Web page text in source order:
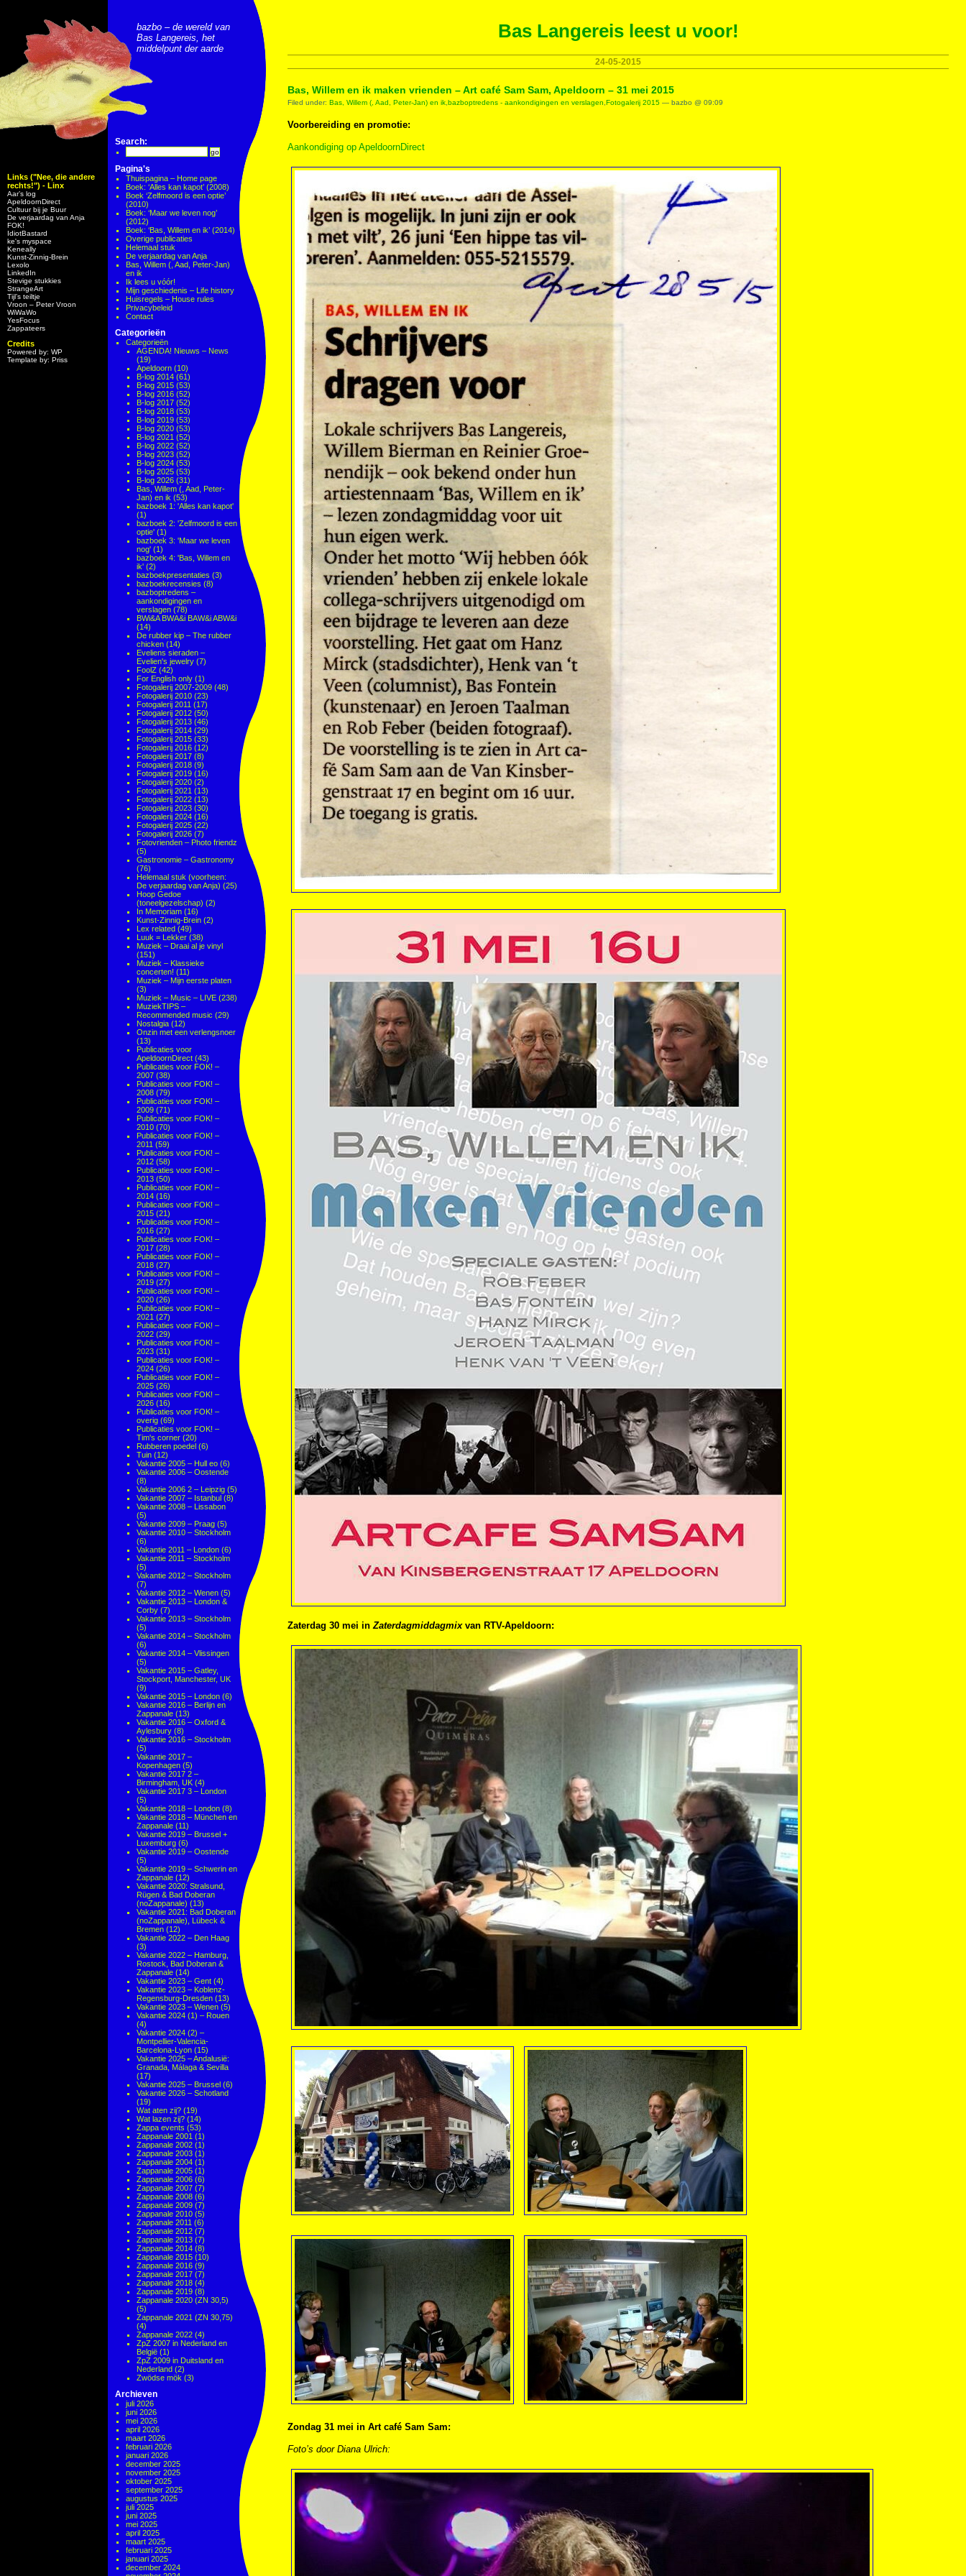
Links ("Nee, die andere
rechts!") - Linx
Aar’s log
ApeldoornDirect
Cultuur bij je Buur
De verjaardag van Anja
FOK!
IdiotBastard
ke's myspace
Keneally
Kunst-Zinnig-Brein
Lexolo
LinkedIn
Stevige stukkies
StrangeArt
Tijl’s teiltje
Vroon – Peter Vroon
WiWaWo
YesFocus
Zappateers
Credits
Powered by: WP
Template by: Priss
bazbo – de wereld van
Bas Langereis, het
middelpunt der aarde
Search:
Pagina's
Thuispagina – Home page
Boek: ‘Alles kan kapot’ (2008)
Boek ‘Zelfmoord is een optie’
(2010)
Boek: ‘Maar we leven nog’
(2012)
Boek: ‘Bas, Willem en ik’ (2014)
Overige publicaties
Helemaal stuk
De verjaardag van Anja
Bas, Willem (, Aad, Peter-Jan)
en ik
Ik lees u vóór!
Mijn geschiedenis – Life history
Huisregels – House rules
Privacybeleid
Contact
Categorieën
Categorieën
AGENDA! Nieuws – News
(19)
Apeldoorn (10)
B-log 2014 (61)
B-log 2015 (53)
B-log 2016 (52)
B-log 2017 (52)
B-log 2018 (53)
B-log 2019 (53)
B-log 2020 (53)
B-log 2021 (52)
B-log 2022 (52)
B-log 2023 (52)
B-log 2024 (53)
B-log 2025 (53)
B-log 2026 (31)
Bas, Willem (, Aad, Peter-
Jan) en ik (53)
bazboek 1: 'Alles kan kapot'
(1)
bazboek 2: 'Zelfmoord is een
optie' (1)
bazboek 3: 'Maar we leven
nog' (1)
bazboek 4: 'Bas, Willem en
ik' (2)
bazboekpresentaties (3)
bazboekrecensies (8)
bazboptredens –
aankondigingen en
verslagen (78)
BWi&A BWA&i BAW&i ABW&i
(14)
De rubber kip – The rubber
chicken (14)
Eveliens sieraden –
Evelien's jewelry (7)
FoolZ (42)
For English only (1)
Fotogalerij 2007-2009 (48)
Fotogalerij 2010 (23)
Fotogalerij 2011 (17)
Fotogalerij 2012 (50)
Fotogalerij 2013 (46)
Fotogalerij 2014 (29)
Fotogalerij 2015 (33)
Fotogalerij 2016 (12)
Fotogalerij 2017 (8)
Fotogalerij 2018 (9)
Fotogalerij 2019 (16)
Fotogalerij 2020 (2)
Fotogalerij 2021 (13)
Fotogalerij 2022 (13)
Fotogalerij 2023 (30)
Fotogalerij 2024 (16)
Fotogalerij 2025 (22)
Fotogalerij 2026 (7)
Fotovrienden – Photo friendz
(5)
Gastronomie – Gastronomy
(76)
Helemaal stuk (voorheen:
De verjaardag van Anja) (25)
Hoop Gedoe
(toneelgezelschap) (2)
In Memoriam (16)
Kunst-Zinnig-Brein (2)
Lex related (49)
Luuk = Lekker (38)
Muziek – Draai al je vinyl
(151)
Muziek – Klassieke
concerten! (11)
Muziek – Mijn eerste platen
(3)
Muziek – Music – LIVE (238)
MuziekTIPS –
Recommended music (29)
Nostalgia (12)
Onzin met een verlengsnoer
(13)
Publicaties voor
ApeldoornDirect (43)
Publicaties voor FOK! –
2007 (38)
Publicaties voor FOK! –
2008 (79)
Publicaties voor FOK! –
2009 (71)
Publicaties voor FOK! –
2010 (70)
Publicaties voor FOK! –
2011 (59)
Publicaties voor FOK! –
2012 (58)
Publicaties voor FOK! –
2013 (50)
Publicaties voor FOK! –
2014 (16)
Publicaties voor FOK! –
2015 (21)
Publicaties voor FOK! –
2016 (27)
Publicaties voor FOK! –
2017 (28)
Publicaties voor FOK! –
2018 (27)
Publicaties voor FOK! –
2019 (27)
Publicaties voor FOK! –
2020 (26)
Publicaties voor FOK! –
2021 (27)
Publicaties voor FOK! –
2022 (29)
Publicaties voor FOK! –
2023 (31)
Publicaties voor FOK! –
2024 (26)
Publicaties voor FOK! –
2025 (26)
Publicaties voor FOK! –
2026 (16)
Publicaties voor FOK! –
overig (69)
Publicaties voor FOK! –
Tim's corner (20)
Rubberen poedel (6)
Tuin (12)
Vakantie 2005 – Hull eo (6)
Vakantie 2006 – Oostende
(8)
Vakantie 2006 2 – Leipzig (5)
Vakantie 2007 – Istanbul (8)
Vakantie 2008 – Lissabon
(5)
Vakantie 2009 – Praag (5)
Vakantie 2010 – Stockholm
(6)
Vakantie 2011 – London (6)
Vakantie 2011 – Stockholm
(5)
Vakantie 2012 – Stockholm
(7)
Vakantie 2012 – Wenen (5)
Vakantie 2013 – London &
Corby (7)
Vakantie 2013 – Stockholm
(5)
Vakantie 2014 – Stockholm
(6)
Vakantie 2014 – Vlissingen
(5)
Vakantie 2015 – Gatley,
Stockport, Manchester, UK
(9)
Vakantie 2015 – London (6)
Vakantie 2016 – Berlijn en
Zappanale (13)
Vakantie 2016 – Oxford &
Aylesbury (8)
Vakantie 2016 – Stockholm
(5)
Vakantie 2017 –
Kopenhagen (5)
Vakantie 2017 2 –
Birmingham, UK (4)
Vakantie 2017 3 – London
(5)
Vakantie 2018 – London (8)
Vakantie 2018 – München en
Zappanale (11)
Vakantie 2019 – Brussel +
Luxemburg (6)
Vakantie 2019 – Oostende
(5)
Vakantie 2019 – Schwerin en
Zappanale (12)
Vakantie 2020: Stralsund,
Rügen & Bad Doberan
(noZappanale) (13)
Vakantie 2021: Bad Doberan
(noZappanale), Lübeck &
Bremen (12)
Vakantie 2022 – Den Haag
(3)
Vakantie 2022 – Hamburg,
Rostock, Bad Doberan &
Zappanale (14)
Vakantie 2023 – Gent (4)
Vakantie 2023 – Koblenz-
Regensburg-Dresden (13)
Vakantie 2023 – Wenen (5)
Vakantie 2024 (1) – Rouen
(4)
Vakantie 2024 (2) –
Montpellier-Valencia-
Barcelona-Lyon (15)
Vakantie 2025 – Andalusië:
Granada, Málaga & Sevilla
(17)
Vakantie 2025 – Brussel (6)
Vakantie 2026 – Schotland
(19)
Wat aten zij? (19)
Wat lazen zij? (14)
Zappa events (53)
Zappanale 2001 (1)
Zappanale 2002 (1)
Zappanale 2003 (1)
Zappanale 2004 (1)
Zappanale 2005 (1)
Zappanale 2006 (6)
Zappanale 2007 (7)
Zappanale 2008 (6)
Zappanale 2009 (7)
Zappanale 2010 (5)
Zappanale 2011 (6)
Zappanale 2012 (7)
Zappanale 2013 (7)
Zappanale 2014 (8)
Zappanale 2015 (10)
Zappanale 2016 (9)
Zappanale 2017 (7)
Zappanale 2018 (4)
Zappanale 2019 (8)
Zappanale 2020 (ZN 30,5)
(5)
Zappanale 2021 (ZN 30,75)
(4)
Zappanale 2022 (4)
ZpZ 2007 in Nederland en
België (1)
ZpZ 2009 in Duitsland en
Nederland (2)
Zwödse mök (3)
Archieven
juli 2026
juni 2026
mei 2026
april 2026
maart 2026
februari 2026
januari 2026
december 2025
november 2025
oktober 2025
september 2025
augustus 2025
juli 2025
juni 2025
mei 2025
april 2025
maart 2025
februari 2025
januari 2025
december 2024
Bas Langereis leest u voor!
24-05-2015
Bas, Willem en ik maken vrienden – Art café Sam Sam, Apeldoorn – 31 mei 2015
Filed under: Bas, Willem (, Aad, Peter-Jan) en ik bazboptredens - aankondigingen en verslagen Fotogalerij 2015 — bazbo @ 09:09
Voorbereiding en promotie:
Aankondiging op ApeldoornDirect
Zaterdag 30 mei inZaterdagmiddagmixvan RTV-Apeldoorn:
Zondag 31 mei in Art café Sam Sam:
Foto’s door Diana Ulrich: